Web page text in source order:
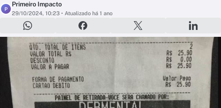
P
Primeiro Impacto
29/10/2024, 10:23 • Atualizado há 1 ano